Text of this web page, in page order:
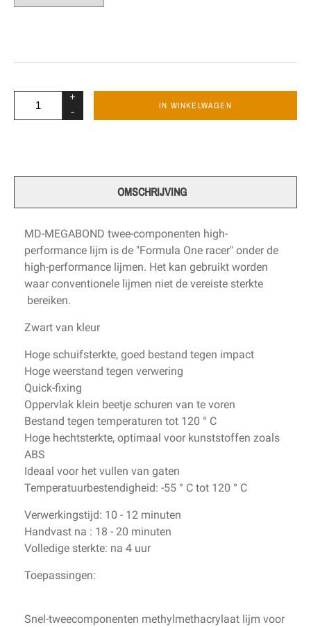
+
-
IN WINKELWAGEN
OMSCHRIJVING
MD-MEGABOND twee-componenten high-
performance lijm is de "Formula One racer" onder de
high-performance lijmen. Het kan gebruikt worden
waar conventionele lijmen niet de vereiste sterkte
bereiken.
Zwart van kleur
Hoge schuifsterkte, goed bestand tegen impact
Hoge weerstand tegen verwering
Quick-fixing
Oppervlak klein beetje schuren van te voren
Bestand tegen temperaturen tot 120 ° C
Hoge hechtsterkte, optimaal voor kunststoffen zoals
ABS
Ideaal voor het vullen van gaten
Temperatuurbestendigheid: -55 ° C tot 120 ° C
Verwerkingstijd: 10 - 12 minuten
Handvast na : 18 - 20 minuten
Volledige sterkte: na 4 uur
Toepassingen:
Snel-tweecomponenten methylmethacrylaat lijm voor